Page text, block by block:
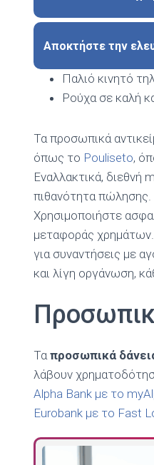
Αποκτήστε την
Παλιό κινητό
Ρούχα σε καλή
Τα προσωπικά
όπως το Pouliseto,
Εναλλακτικά, διεθνή
πιθανότητα
Χρησιμοποιήστε
μεταφοράς
για συναντήσεις με
και λίγη οργάνωση,
Ταπροσωπικά
λάβουν
Alpha Bank με το
Eurobank με το Fast